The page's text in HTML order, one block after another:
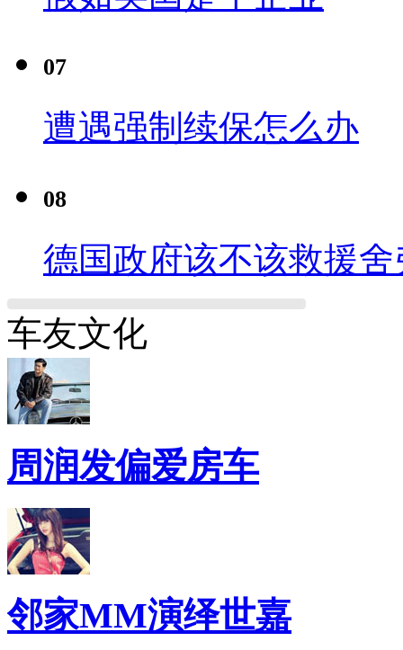
07
遭遇强制续保怎么办
08
德国政府该不该救援舍
车友文化
周润发偏爱房车
邻家MM演绎世嘉